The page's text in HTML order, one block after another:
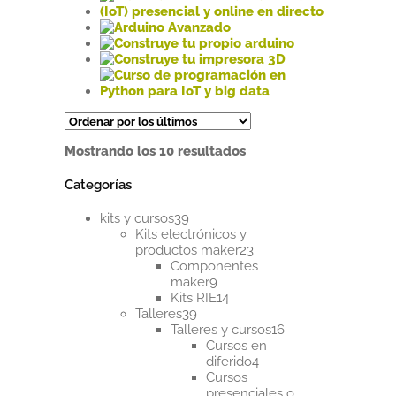
Mostrando los 10 resultadosOrdenado
Categorías
kits y cursos3939
productos
Kits electrónicos y
productos maker2323
productos
Componentes
maker99
productos
Kits RIE1414
Talleres3939
productos
Talleres y cursos1616
Cursos en
diferido44
Cursos